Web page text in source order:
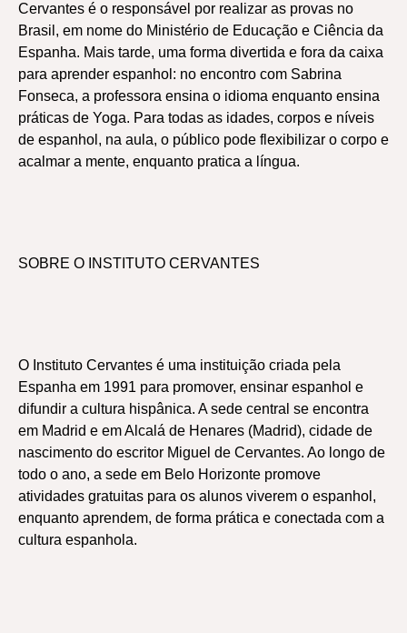
Cervantes é o responsável por realizar as provas no
Brasil, em nome do Ministério de Educação e Ciência da
Espanha. Mais tarde, uma forma divertida e fora da caixa
para aprender espanhol: no encontro com Sabrina
Fonseca, a professora ensina o idioma enquanto ensina
práticas de Yoga. Para todas as idades, corpos e níveis
de espanhol, na aula, o público pode flexibilizar o corpo e
acalmar a mente, enquanto pratica a língua.
SOBRE O INSTITUTO CERVANTES
O Instituto Cervantes é uma instituição criada pela
Espanha em 1991 para promover, ensinar espanhol e
difundir a cultura hispânica. A sede central se encontra
em Madrid e em Alcalá de Henares (Madrid), cidade de
nascimento do escritor Miguel de Cervantes. Ao longo de
todo o ano, a sede em Belo Horizonte promove
atividades gratuitas para os alunos viverem o espanhol,
enquanto aprendem, de forma prática e conectada com a
cultura espanhola.